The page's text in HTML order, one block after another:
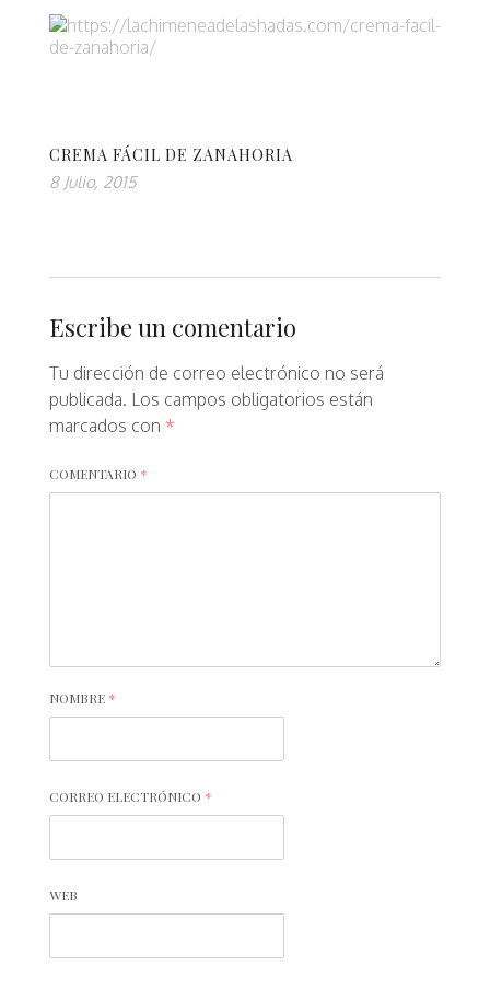
CREMA FÁCIL DE ZANAHORIA
8 Julio, 2015
Escribe un comentario
Tu dirección de correo electrónico no será
publicada. Los campos obligatorios están
marcados con *
COMENTARIO *
NOMBRE *
CORREO ELECTRÓNICO *
WEB